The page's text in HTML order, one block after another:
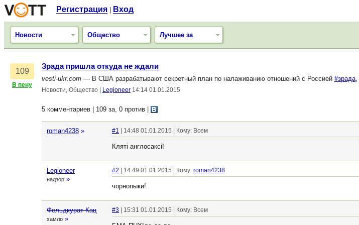
Регистрация Вход
Новости Общество Лучшее за
109
В пену
Зрада пришла откуда не ждали
vesti-ukr.com — В США разрабатывают секретный план по налаживанию отношений с Россией #зрада,
Новости, Общество Legioneer 14:14 01.01.2015
5 комментариев | 109 за, 0 против
roman4238 » #1 | 14:48 01.01.2015 | Кому: Всем
Клятi англосаксi!
Legioneer
надзор »
#2 | 14:49 01.01.2015 | Кому: roman4238
чорнопыки!
Фельдкурат Кац
хамло »
#3 | 15:31 01.01.2015 | Кому: Всем